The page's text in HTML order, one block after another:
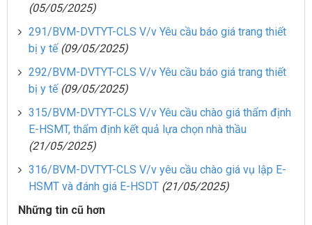
(05/05/2025)
291/BVM-DVTYT-CLS V/v Yêu cầu báo giá trang thiết
bị y tế (09/05/2025)
292/BVM-DVTYT-CLS V/v Yêu cầu báo giá trang thiết
bị y tế (09/05/2025)
315/BVM-DVTYT-CLS V/v Yêu cầu chào giá thẩm định
E-HSMT, thẩm định kết quả lựa chọn nhà thầu
(21/05/2025)
316/BVM-DVTYT-CLS V/v yêu cầu chào giá vụ lập E-
HSMT và đánh giá E-HSDT (21/05/2025)
Những tin cũ hơn